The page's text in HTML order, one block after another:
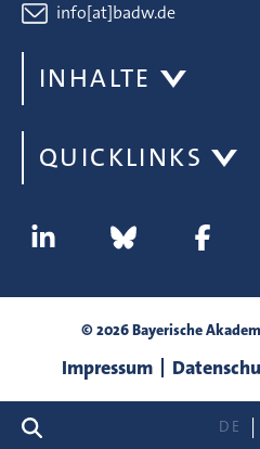
Suche DE
info[at]badw.de
INHALTE
QUICKLINKS
© 2026 Bayerische
Impressum